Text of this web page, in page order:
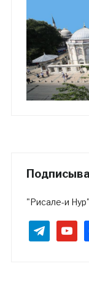
"Рисале-и
telegramyoutube